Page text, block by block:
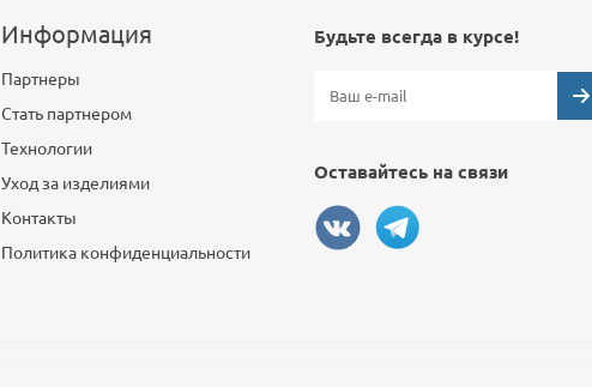
Информация
Партнеры
Стать партнером
Технологии
Уход за изделиями
Контакты
Политика конфиденциальности
Будьте всегда в курсе!
Оставайтесь на связи